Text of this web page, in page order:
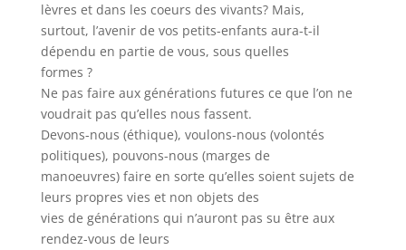
lèvres et dans les coeurs des vivants? Mais,
surtout, l’avenir de vos petits-enfants aura-t-il
dépendu en partie de vous, sous quelles
formes ?
Ne pas faire aux générations futures ce que l’on ne
voudrait pas qu’elles nous fassent.
Devons-nous (éthique), voulons-nous (volontés
politiques), pouvons-nous (marges de
manoeuvres) faire en sorte qu’elles soient sujets de
leurs propres vies et non objets des
vies de générations qui n’auront pas su être aux
rendez-vous de leurs